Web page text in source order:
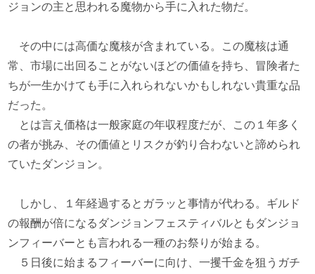
ジョンの主と思われる魔物から手に入れた物だ。
その中には高価な魔核が含まれている。この魔核は通
常、市場に出回ることがないほどの価値を持ち、冒険者た
ちが一生かけても手に入れられないかもしれない貴重な品
だった。
とは言え価格は一般家庭の年収程度だが、この１年多く
の者が挑み、その価値とリスクが釣り合わないと諦められ
ていたダンジョン。
しかし、１年経過するとガラッと事情が代わる。ギルド
の報酬が倍になるダンジョンフェスティバルともダンジョ
ンフィーバーとも言われる一種のお祭りが始まる。
５日後に始まるフィーバーに向け、一攫千金を狙うガチ